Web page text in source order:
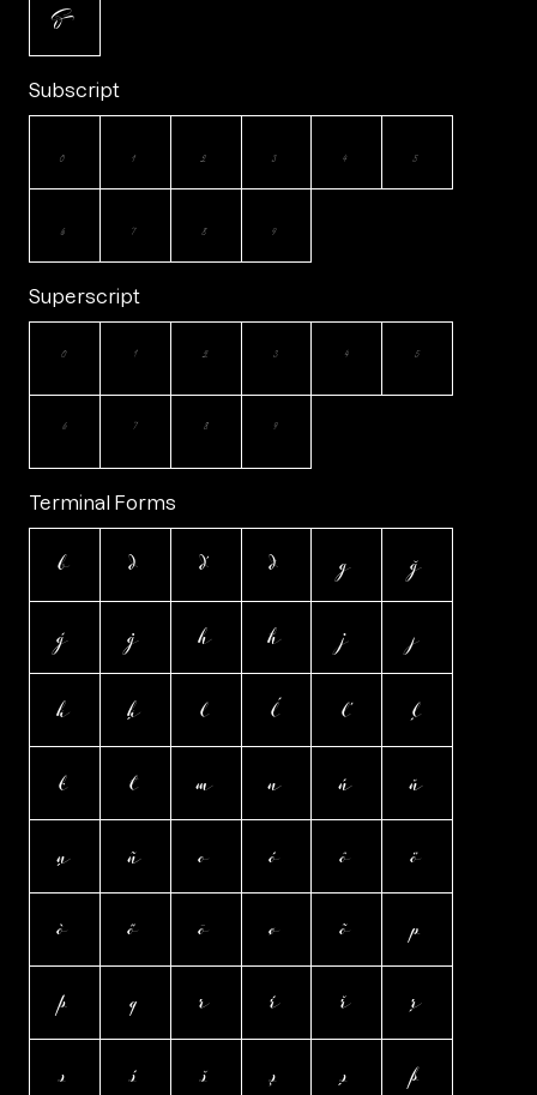
&
Subscript
0 1 2 3 4 5
6 7 8 9
Superscript
0 1 2 3 4 5
6 7 8 9
Terminal Forms
b d ď đ g ğ
ģ ġ h ħ j ȷ
k ķ l ĺ ľ ļ
ŀ ł m n ń ň
ņ ñ o ó ô ö
ò ő ō ø õ p
þ q r ŕ ř ŗ
s ś š ş ș ß